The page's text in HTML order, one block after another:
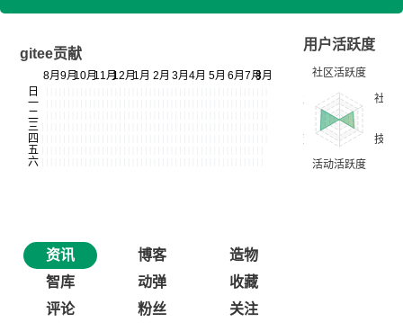
gitee贡献
用户活跃度
资讯 博客
造物
智库
动弹
收藏
评论
粉丝 关注